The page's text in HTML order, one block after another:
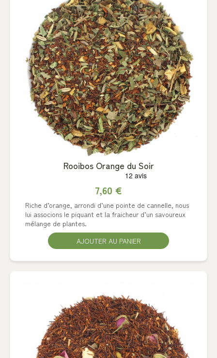
Rooibos Orange du Soir
7,60 €
Riche d’orange, arrondi d’une pointe de cannelle, nous
lui associons le piquant et la fraicheur d’un savoureux
mélange de plantes.
AJOUTER AU PANIER